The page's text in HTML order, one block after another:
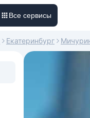
Все сервисы
Екатеринбург